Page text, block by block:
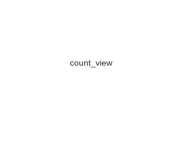
count_view